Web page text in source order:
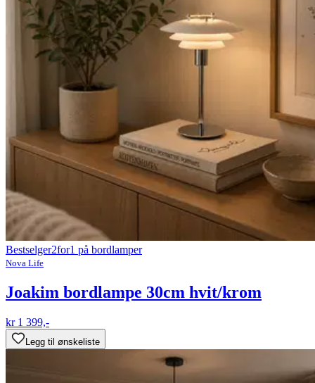
Bestselger2for1 på bordlamper
Nova Life
Joakim bordlampe 30cm hvit/krom
kr 1 399,-
Legg til ønskeliste